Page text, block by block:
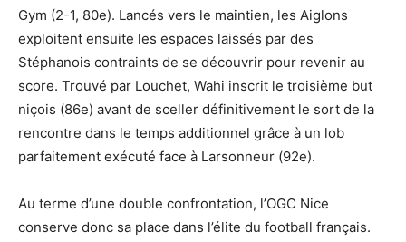
Gym (2-1, 80e). Lancés vers le maintien, les Aiglons
exploitent ensuite les espaces laissés par des
Stéphanois contraints de se découvrir pour revenir au
score. Trouvé par Louchet, Wahi inscrit le troisième but
niçois (86e) avant de sceller définitivement le sort de la
rencontre dans le temps additionnel grâce à un lob
parfaitement exécuté face à Larsonneur (92e).
Au terme d’une double confrontation, l’OGC Nice
conserve donc sa place dans l’élite du football français.